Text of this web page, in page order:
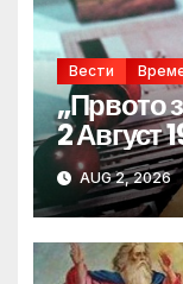
Вести
„Првото
2 Август
AUG 2, 2026